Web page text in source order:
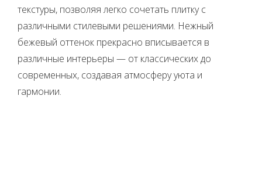
текстуры, позволяя легко сочетать плитку с
различными стилевыми решениями. Нежный
бежевый оттенок прекрасно вписывается в
различные интерьеры — от классических до
современных, создавая атмосферу уюта и
гармонии.